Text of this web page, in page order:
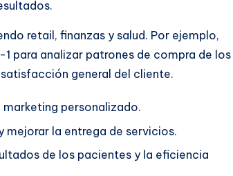
retail, finanzas y salud. Por ejemplo,
para analizar patrones de compra de los
general del cliente.
personalizado.
mejorar la entrega de servicios.
de los pacientes y la eficiencia